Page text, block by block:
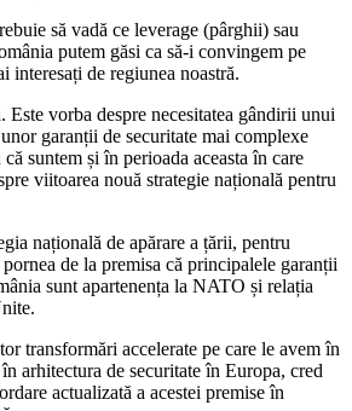
să vadă ce leverage (pârghii) sau
putem găsi ca să-i convingem pe
interesați de regiunea noastră.
Este vorba despre necesitatea gândirii unui
garanții de securitate mai complexe
suntem și în perioada aceasta în care
viitoarea nouă strategie națională pentru
națională de apărare a țării, pentru
de la premisa că principalele garanții
sunt apartenența la NATO și relația
transformări accelerate pe care le avem în
arhitectura de securitate în Europa, cred
actualizată a acestei premise în